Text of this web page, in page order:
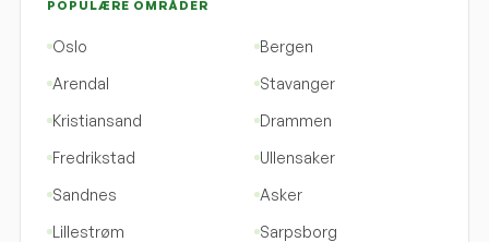
POPULÆRE OMRÅDER
Oslo
Bergen
Arendal
Stavanger
Kristiansand
Drammen
Fredrikstad
Ullensaker
Sandnes
Asker
Lillestrøm
Sarpsborg